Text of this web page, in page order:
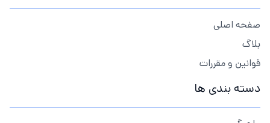
صفحه اصلی
بلاگ
قوانین و مقررات
دسته بندی ها